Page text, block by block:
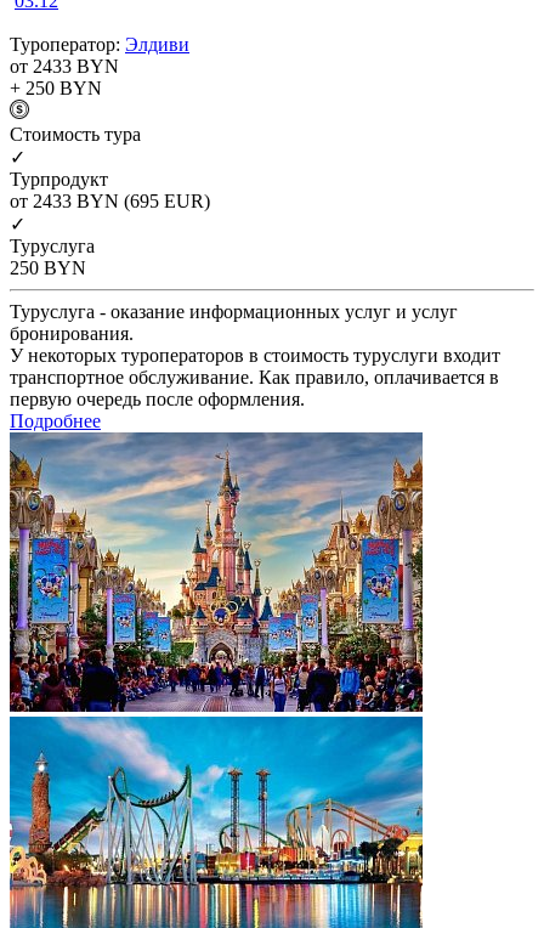
Туроператор: Элдиви
от 2433 BYN
+ 250 BYN
Cтоимость тура
✓
Турпродукт
от 2433 BYN (695 EUR)
✓
Туруслуга
250 BYN
Туруслуга - оказание информационных услуг и услуг
бронирования.
У некоторых туроператоров в стоимость туруслуги входит
транспортное обслуживание. Как правило, оплачивается в
первую очередь после оформления.
Подробнее